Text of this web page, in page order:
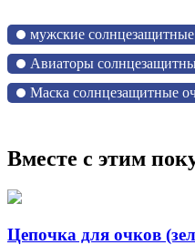
мужские
Авиаторы
Маска солнцезащитные
Вместе с этим
Цепочка для очков